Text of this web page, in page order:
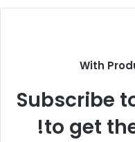
With
Subscribe
to get